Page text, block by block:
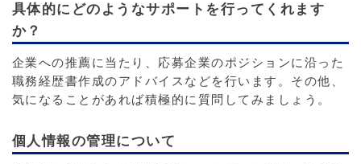
具体的にどのようなサポートを行ってくれます
か？
企業への推薦に当たり、応募企業のポジションに沿った
職務経歴書作成のアドバイスなどを行います。その他、
気になることがあれば積極的に質問してみましょう。
個人情報の管理について